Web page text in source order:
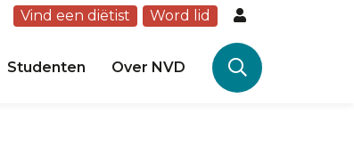
Vind een diëtist Word lid
Studenten Over NVD